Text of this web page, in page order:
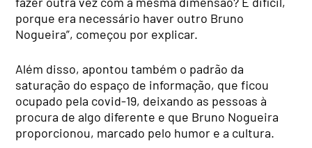
porque era necessário haver outro Bruno
Nogueira”, começou por explicar.
Além disso, apontou também o padrão da
saturação do espaço de informação, que ficou
ocupado pela covid-19, deixando as pessoas à
procura de algo diferente e que Bruno Nogueira
proporcionou, marcado pelo humor e a cultura.